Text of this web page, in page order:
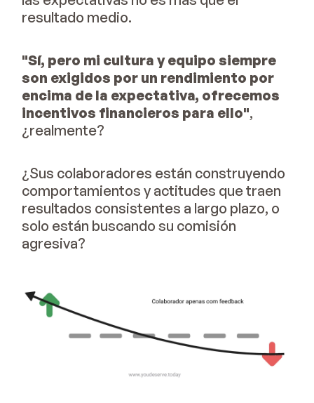
resultado medio.
"Sí, pero mi cultura y equipo siempre
son exigidos por un rendimiento por
encima de la expectativa, ofrecemos
incentivos financieros para ello",
¿realmente?
¿Sus colaboradores están construyendo
comportamientos y actitudes que traen
resultados consistentes a largo plazo, o
solo están buscando su comisión
agresiva?